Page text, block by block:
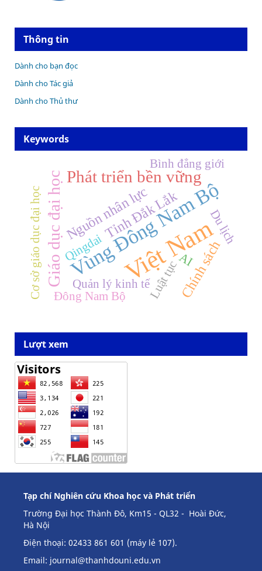
Thông tin
Dành cho bạn đọc
Dành cho Tác giả
Dành cho Thủ thư
Keywords
Việt Nam
Vùng Đông Nam Bộ
Giáo dục đại học Phát triển bền vững
Tỉnh Đắk Lắk
Nguồn nhân lực
Chính sách
Du lịch
Quản lý kinh tếLuật tụcAI
Bình đẳng giới
Cơ sở giáo dục đại học Đông Nam Bộ
Qingdai
Lượt xem
Tạp chí Nghiên cứu Khoa học và Phát triển
Trường Đại học Thành Đô, Km15 - QL32 - Hoài Đức,
Hà Nội
Điện thoại: 02433 861 601 (máy lẻ 107).
Email: journal@thanhdouni.edu.vn